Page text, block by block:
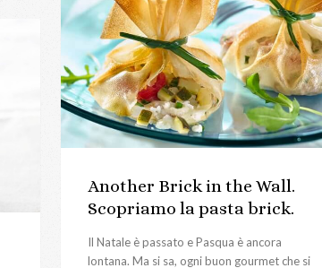
Another Brick in the Wall.
Scopriamo la pasta brick.
Il Natale è passato e Pasqua è ancora
lontana. Ma si sa, ogni buon gourmet che si